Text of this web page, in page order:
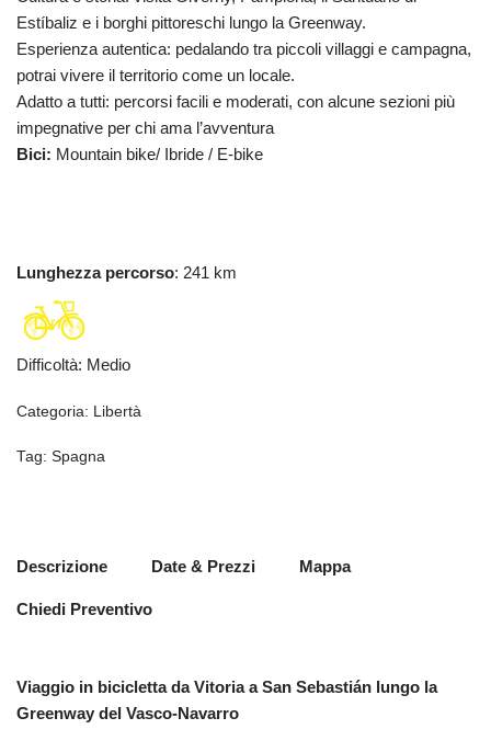
Estíbaliz e i borghi pittoreschi lungo la Greenway.
Esperienza autentica: pedalando tra piccoli villaggi e campagna,
potrai vivere il territorio come un locale.
Adatto a tutti: percorsi facili e moderati, con alcune sezioni più
impegnative per chi ama l’avventura
Bici: Mountain bike/ Ibride / E-bike
Lunghezza percorso: 241 km
Difficoltà: Medio
Categoria: Libertà
Tag: Spagna
Descrizione Date & Prezzi Mappa
Chiedi Preventivo
Viaggio in bicicletta da Vitoria a San Sebastián lungo la
Greenway del Vasco-Navarro